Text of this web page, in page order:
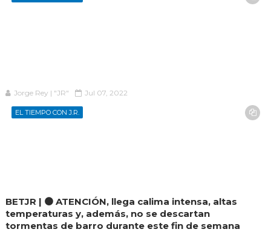
Jorge Rey | "JR" Jul 07, 2022
EL TIEMPO CON J.R.
BETJR | 🟠 ATENCIÓN, llega calima intensa, altas
temperaturas y, además, no se descartan
tormentas de barro durante este fin de semana